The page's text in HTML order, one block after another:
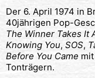
Der 6. April 1974 in
40jährigen Pop-
The Winner Takes It
Knowing You, SOS,
Before You Came
Tonträgern.